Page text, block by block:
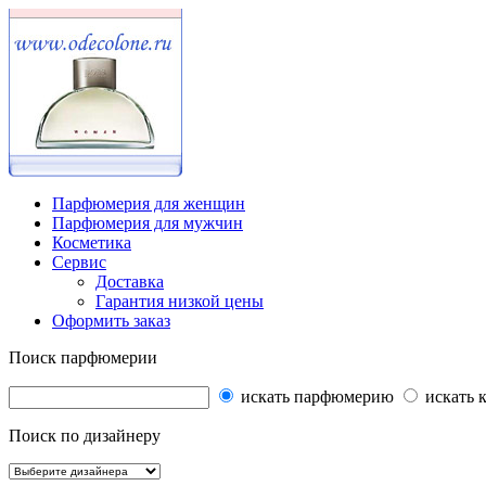
Парфюмерия для женщин
Парфюмерия для мужчин
Косметика
Сервис
Доставка
Гарантия низкой цены
Оформить заказ
Поиск парфюмерии
искать парфюмерию искать
Поиск по дизайнеру